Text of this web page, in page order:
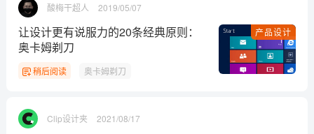
酸梅干超人 2019/05/07
产品设计
让设计更有说服力的20条经典原则：
奥卡姆剃刀
稍后阅读 奥卡姆剃刀
Clip设计夹 2021/08/17